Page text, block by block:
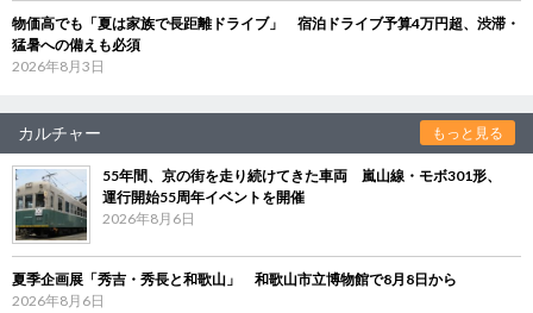
物価高でも「夏は家族で長距離ドライブ」 宿泊ドライブ予算4万円超、渋滞・
猛暑への備えも必須
2026年8月3日
カルチャー もっと見る
55年間、京の街を走り続けてきた車両 嵐山線・モボ301形、
運行開始55周年イベントを開催
2026年8月6日
夏季企画展「秀吉・秀長と和歌山」 和歌山市立博物館で8月8日から
2026年8月6日